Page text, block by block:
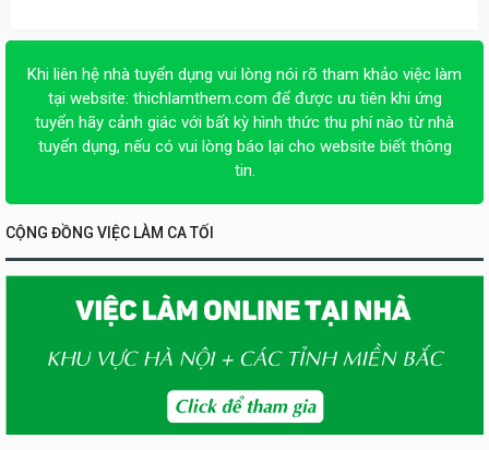
Khi liên hệ nhà tuyển dụng vui lòng nói rõ tham khảo việc làm
tại website: thichlamthem.com để được ưu tiên khi ứng
tuyển hãy cảnh giác với bất kỳ hình thức thu phí nào từ nhà
tuyển dụng, nếu có vui lòng báo lại cho website biết thông
tin.
CỘNG ĐỒNG VIỆC LÀM CA TỐI